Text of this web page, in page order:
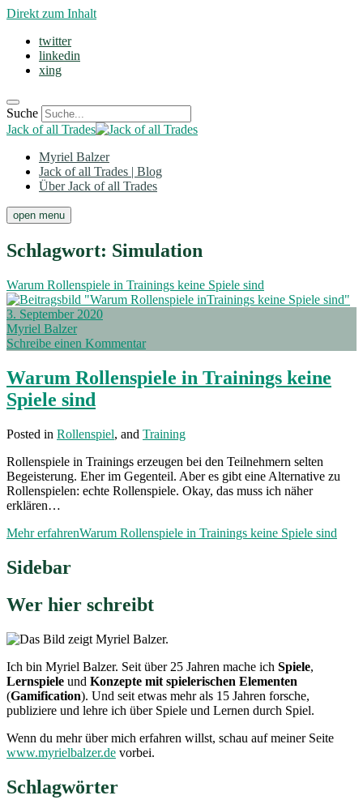
Direkt zum Inhalt
twitter
linkedin
xing
Suche
Jack of all Trades
Myriel Balzer
Jack of all Trades | Blog
Über Jack of all Trades
open menu
Schlagwort: Simulation
Warum Rollenspiele in Trainings keine Spiele sind
3. September 2020
Myriel Balzer
Schreibe einen Kommentar
Warum Rollenspiele in Trainings keine
Spiele sind
Posted in Rollenspiel, and Training
Rollenspiele in Trainings erzeugen bei den Teilnehmern selten
Begeisterung. Eher im Gegenteil. Aber es gibt eine Alternative zu
Rollenspielen: echte Rollenspiele. Okay, das muss ich näher
erklären…
Mehr erfahrenWarum Rollenspiele in Trainings keine Spiele sind
Sidebar
Wer hier schreibt
Ich bin Myriel Balzer. Seit über 25 Jahren mache ich Spiele,
Lernspiele und Konzepte mit spielerischen Elementen
(Gamification). Und seit etwas mehr als 15 Jahren forsche,
publiziere und lehre ich über Spiele und Lernen durch Spiel.
Wenn du mehr über mich erfahren willst, schau auf meiner Seite
www.myrielbalzer.de vorbei.
Schlagwörter